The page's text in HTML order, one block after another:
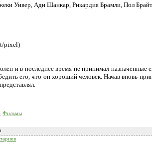
Уивер, Ади Шанкар, Рикардия Брамли, Пол
pixel)
и в последнее время не принимал назначенные
его, что он хороший человек. Начав вновь
Фильмы